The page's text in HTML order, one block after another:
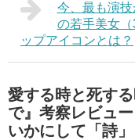
今、最も演
の若手美女
ップアイコンとは？
愛する時と死す
で』考察レビュ
いかにして「詩